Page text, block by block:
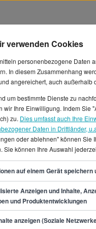
in Bonn
Bonn voraussichtlich
von mindestens
€. Damit verdienst du
Bonn gibt es für den
für Senior Agile
verwenden Cookies
personenbezogene Daten
In diesem Zusammenhang
angereichert, auch außerhalb
um bestimmte Dienste zu
wir Ihre Einwilligung. Indem Sie
zu. Dies umfasst auch Ihre
Daten in Drittländer,
oder ablehnen" können Sie
Sie können Ihre Auswahl
auf einem Gerät speichern
Anzeigen und Inhalte,
und Produktentwicklungen
anzeigen (Soziale